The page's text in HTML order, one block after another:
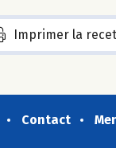
Imprimer la
Contact